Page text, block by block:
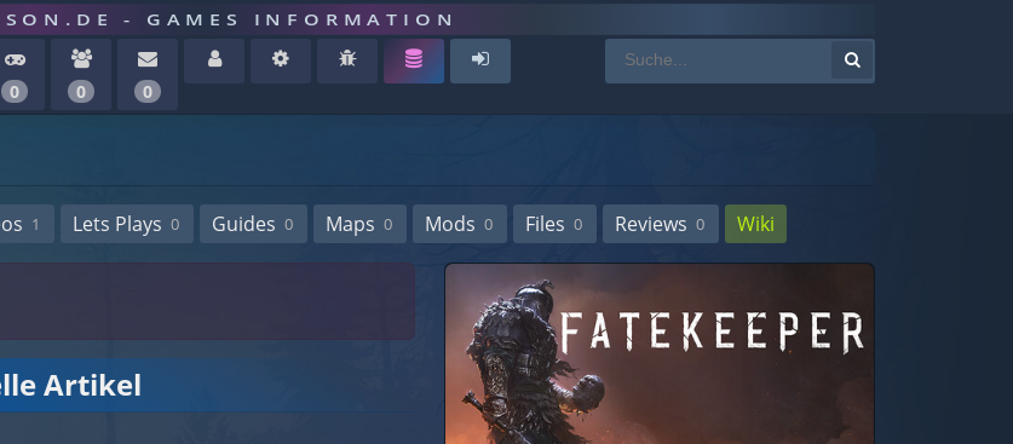
- GAMES INFORMATION
0 0 0
1 Lets Plays 0 Guides 0 Maps 0 Mods 0 Files 0 Reviews 0 Wiki
Artikel